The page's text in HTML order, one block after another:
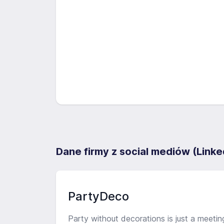
Dane firmy z social mediów
PartyDeco
Party without decorations is just a